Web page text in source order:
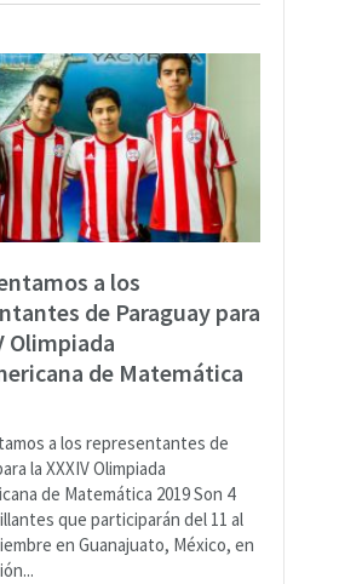
a los
de Paraguay para
Olimpiada
de Matemática
a los representantes de
la XXXIV Olimpiada
de Matemática 2019 Son 4
que participarán del 11 al
en Guanajuato, México, en